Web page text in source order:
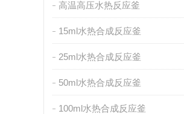
高温高压水热反应釜
15ml水热合成反应釜
25ml水热合成反应釜
50ml水热合成反应釜
100ml水热合成反应釜